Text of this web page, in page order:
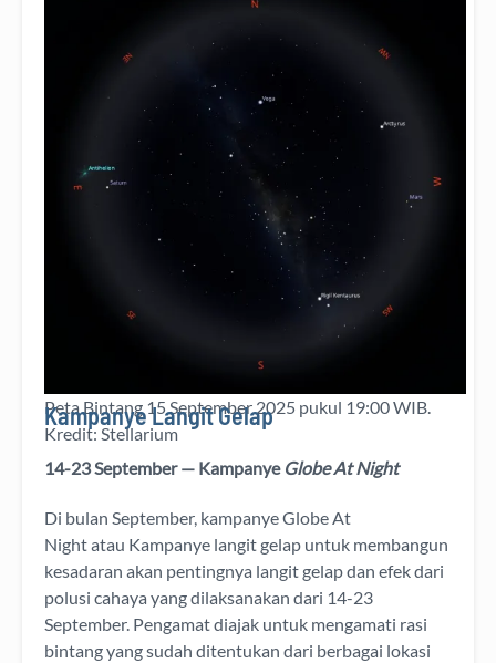
Peta Bintang 1 September 2025 pukul 23:59 WIB.
Peta Bintang 15 September 2025 pukul 19:00 WIB.
Kredit: Stellarium
Kampanye Langit Gelap
14-23 September — Kampanye Globe At Night
Di bulan September, kampanyeGlobe At
Nightatau Kampanye langit gelap untuk membangun
kesadaran akan pentingnya langit gelapdan efek dari
polusi cahaya yang dilaksanakan dari 14-23
September. Pengamat diajak untuk mengamati rasi
bintang yang sudah ditentukan dari berbagai lokasi